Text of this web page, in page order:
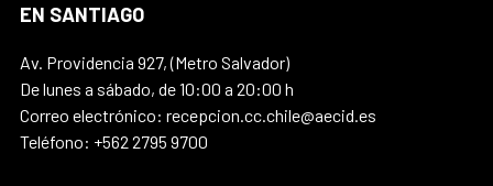
EN SANTIAGO
Av. Providencia 927, (Metro Salvador)
De lunes a sábado, de 10:00 a 20:00 h
Correo electrónico: recepcion.cc.chile@aecid.es
Teléfono: +562 2795 9700